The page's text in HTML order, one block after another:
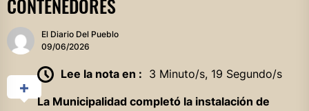
CONTENEDORES
El Diario Del Pueblo
09/06/2026
Lee la nota en : 3 Minuto/s, 19 Segundo/s
La Municipalidad completó la instalación de